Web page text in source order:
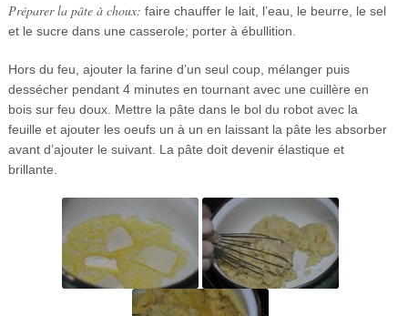
Préparer la pâte à choux: faire chauffer le lait, l’eau, le beurre, le sel
et le sucre dans une casserole; porter à ébullition.
Hors du feu, ajouter la farine d’un seul coup, mélanger puis
dessécher pendant 4 minutes en tournant avec une cuillère en
bois sur feu doux. Mettre la pâte dans le bol du robot avec la
feuille et ajouter les oeufs un à un en laissant la pâte les absorber
avant d’ajouter le suivant. La pâte doit devenir élastique et
brillante.